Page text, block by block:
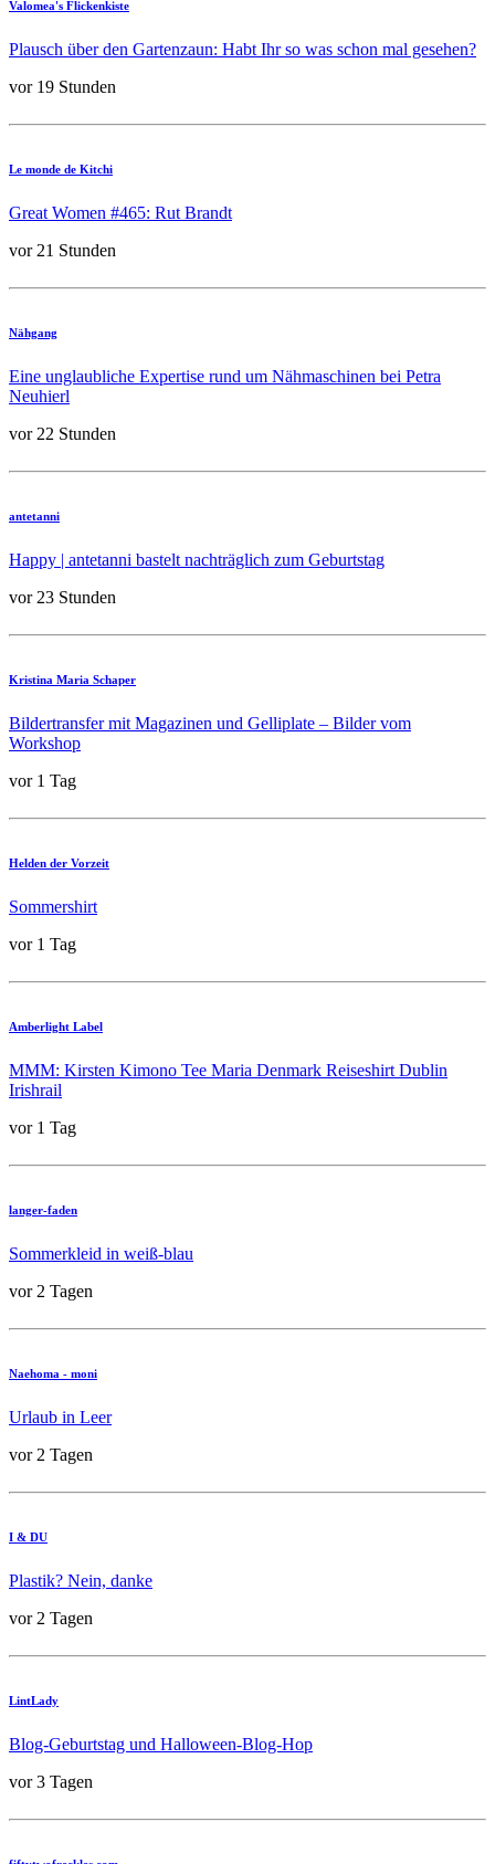
Valomea's Flickenkiste
Plausch über den Gartenzaun: Habt Ihr so was schon mal gesehen?
vor 19 Stunden
Le monde de Kitchi
Great Women #465: Rut Brandt
vor 21 Stunden
Nähgang
Eine unglaubliche Expertise rund um Nähmaschinen bei Petra
Neuhierl
vor 22 Stunden
antetanni
Happy | antetanni bastelt nachträglich zum Geburtstag
vor 23 Stunden
Kristina Maria Schaper
Bildertransfer mit Magazinen und Gelliplate – Bilder vom
Workshop
vor 1 Tag
Helden der Vorzeit
Sommershirt
vor 1 Tag
Amberlight Label
MMM: Kirsten Kimono Tee Maria Denmark Reiseshirt Dublin
Irishrail
vor 1 Tag
langer-faden
Sommerkleid in weiß-blau
vor 2 Tagen
Naehoma - moni
Urlaub in Leer
vor 2 Tagen
I & DU
Plastik? Nein, danke
vor 2 Tagen
LintLady
Blog-Geburtstag und Halloween-Blog-Hop
vor 3 Tagen